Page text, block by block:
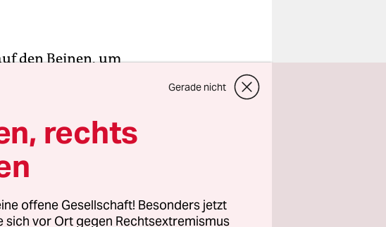
den Beinen, um
aufzusuchen und
Wie ein
dass die
würde.
Stunden zuvor die
auf die bisher
Gerade nicht
rechts
offene Gesellschaft! Besonders jetzt
sich vor Ort gegen Rechtsextremismus